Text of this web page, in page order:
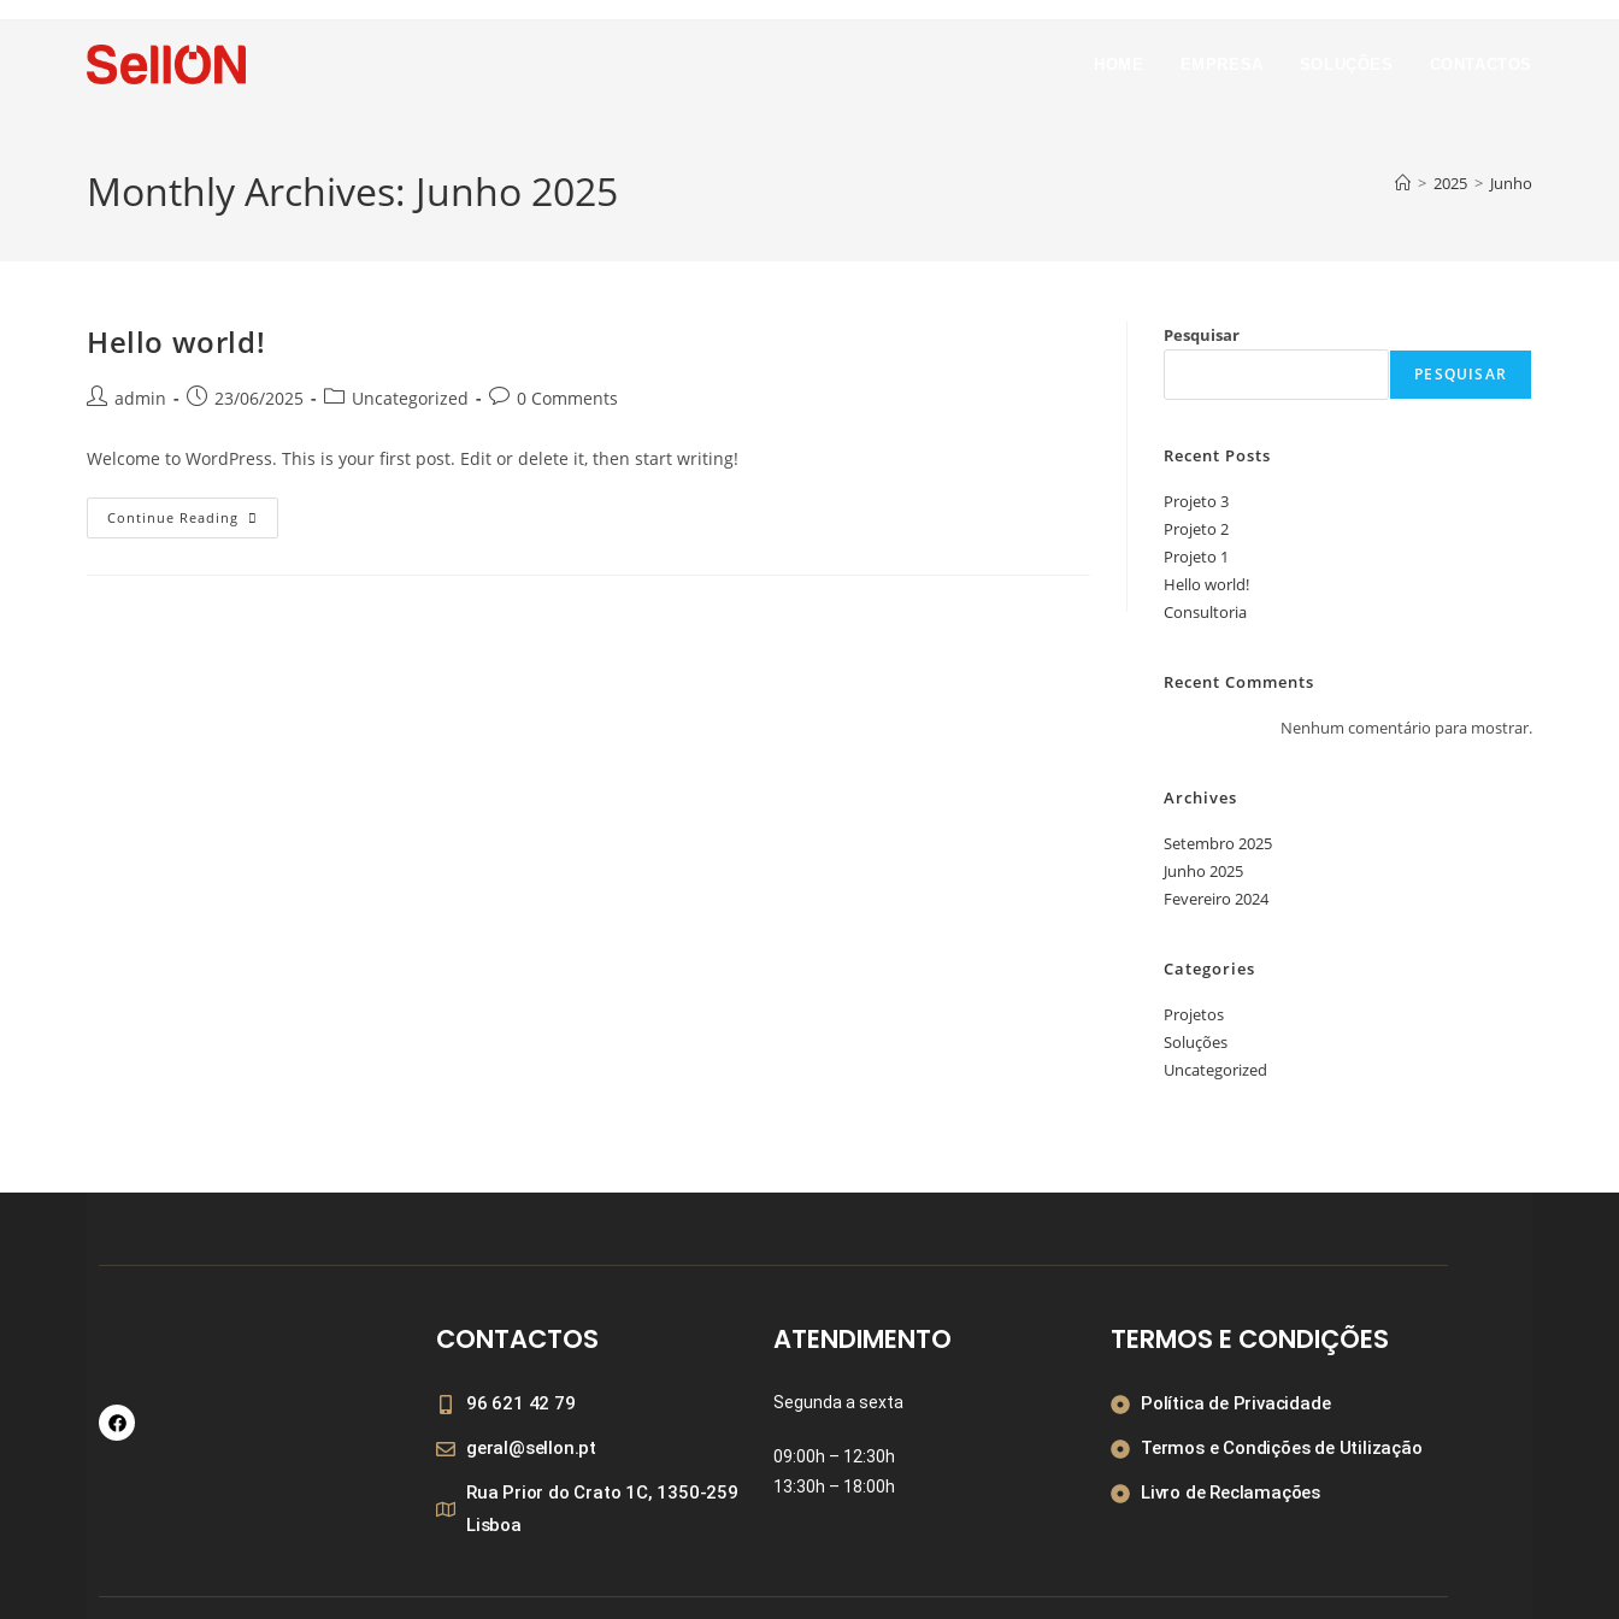
Monthly Archives: Junho 2025 > 2025 > Junho
Hello world!
admin 23/06/2025 Uncategorized 0 Comments
Welcome to WordPress. This is your first post. Edit or delete it, then start writing!
Continue Reading
Pesquisar
PESQUISAR
Recent Posts
Projeto 3
Projeto 2
Projeto 1
Hello world!
Consultoria
Recent Comments
Nenhum comentário para mostrar.
Archives
Setembro 2025
Junho 2025
Fevereiro 2024
Categories
Projetos
Soluções
Uncategorized
CONTACTOS
96 621 42 79
geral@sellon.pt
Rua Prior do Crato 1C, 1350-259
Lisboa
ATENDIMENTO
Segunda a sexta
09:00h – 12:30h
13:30h – 18:00h
TERMOS E CONDIÇÕES
Política de Privacidade
Termos e Condições de Utilização
Livro de Reclamações